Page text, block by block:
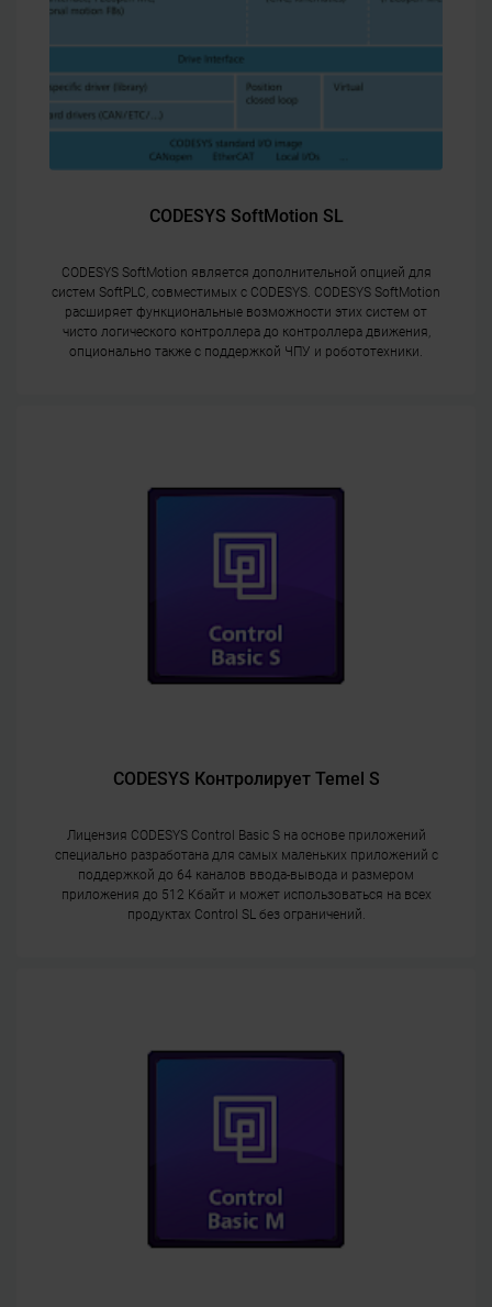
CODESYS SoftMotion SL
CODESYS SoftMotion является дополнительной опцией для
систем SoftPLC, совместимых с CODESYS. CODESYS SoftMotion
расширяет функциональные возможности этих систем от
чисто логического контроллера до контроллера движения,
опционально также с поддержкой ЧПУ и робототехники.
CODESYS Контролирует Temel S
Лицензия CODESYS Control Basic S на основе приложений
специально разработана для самых маленьких приложений с
поддержкой до 64 каналов ввода-вывода и размером
приложения до 512 Кбайт и может использоваться на всех
продуктах Control SL без ограничений.